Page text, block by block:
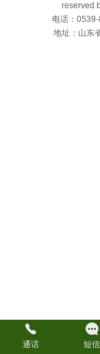
reserved
电话：
地址：山东
通话 短信